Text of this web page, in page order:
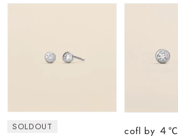
SOLDOUT
cofl by ４℃